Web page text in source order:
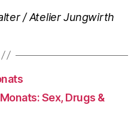
/ Atelier Jungwirth
Sex, Drugs &